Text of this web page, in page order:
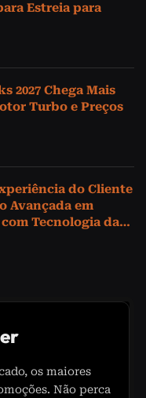
Estreia para
2027 Chega Mais
Turbo e Preços
do Cliente
Avançada em
Tecnologia da
os maiores
Não perca